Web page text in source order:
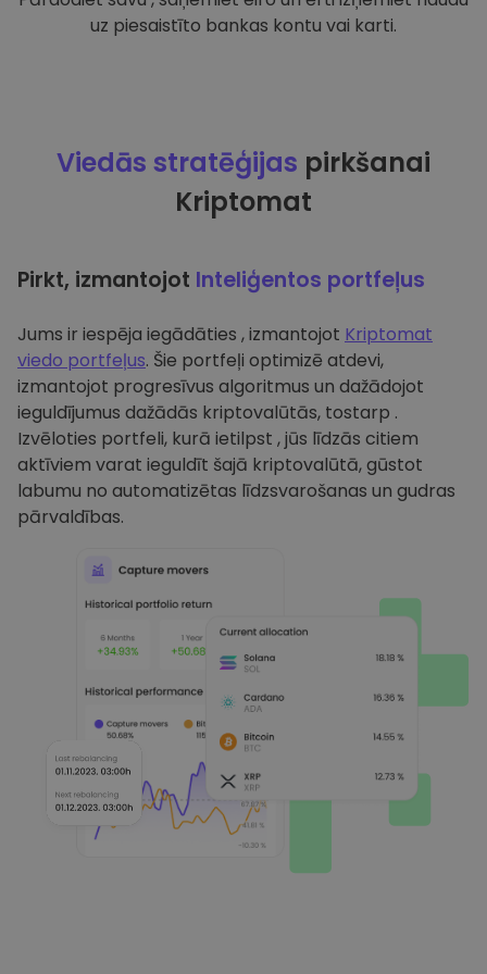
uz piesaistīto bankas kontu vai karti.
Viedās stratēģijas pirkšanai
Kriptomat
Pirkt, izmantojot Inteliģentos portfeļus
Jums ir iespēja iegādāties , izmantojot Kriptomat
viedo portfeļus. Šie portfeļi optimizē atdevi,
izmantojot progresīvus algoritmus un dažādojot
ieguldījumus dažādās kriptovalūtās, tostarp .
Izvēloties portfeli, kurā ietilpst , jūs līdzās citiem
aktīviem varat ieguldīt šajā kriptovalūtā, gūstot
labumu no automatizētas līdzsvarošanas un gudras
pārvaldības.